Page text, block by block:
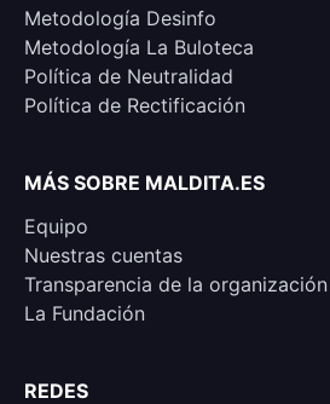
Metodología Desinfo
Metodología La Buloteca
Política de Neutralidad
Política de Rectificación
MÁS SOBRE MALDITA.ES
Equipo
Nuestras cuentas
Transparencia de la organización
La Fundación
REDES